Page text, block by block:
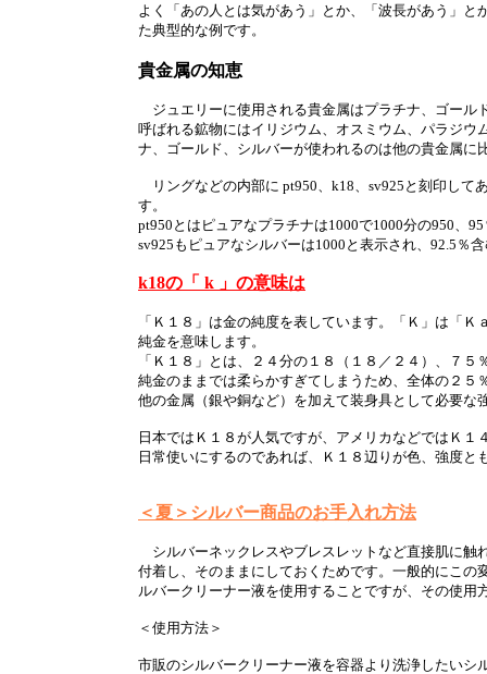
よく「あの人とは気があう」とか、「波長があう」
た典型的な例です。
貴金属の知恵
ジュエリーに使用される貴金属はプラチナ、ゴール
呼ばれる鉱物にはイリジウム、オスミウム、パラジ
ナ、ゴールド、シルバーが使われるのは他の貴金属
リングなどの内部に pt950、k18、sv925と刻印して
す。
pt950とはピュアなプラチナは1000で1000分の950、
sv925もピュアなシルバーは1000と表示され、92.5％
k18の「 k 」の意味は
「Ｋ１８」は金の純度を表しています。「Ｋ」は「
純金を意味します。
「Ｋ１８」とは、２４分の１８（１８／２４）、７
純金のままでは柔らかすぎてしまうため、全体の２５
他の金属（銀や銅など）を加えて装身具として必要な
日本ではＫ１８が人気ですが、アメリカなどではＫ１
日常使いにするのであれば、Ｋ１８辺りが色、強度と
＜夏＞シルバー商品のお手入れ方法
シルバーネックレスやブレスレットなど直接肌に触
付着し、そのままにしておくためです。一般的にこ
ルバークリーナー液を使用することですが、その使
＜使用方法＞
市販のシルバークリーナー液を容器より洗浄したい